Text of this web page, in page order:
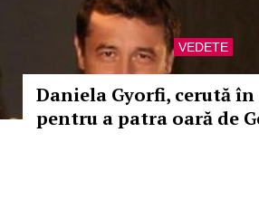
VEDETE
Daniela Gyorfi, cerută
pentru a patra oară de